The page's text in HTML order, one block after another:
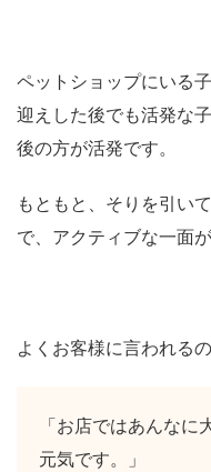
ペットショップにいる
迎えした後でも活発な
後の方が活発です。
もともと、そりを引い
で、アクティブな一面が
よくお客様に言われる
「お店ではあんなに
元気です。」